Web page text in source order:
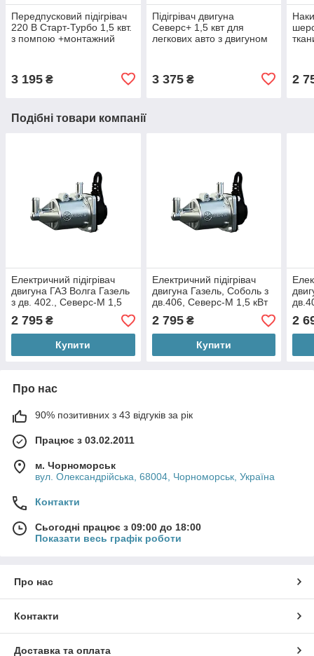
Передпусковий підігрівач
220 В Старт-Турбо 1,5 квт.
з помпою +монтажний
3 195 ₴
Підігрівач двигуна
Северс+ 1,5 квт для
легкових авто з двигуном
3 375₴ 2
Подібні товари компанії
Електричний підігрівач
двигуна ГАЗ Волга Газель
з дв. 402., Северс-М 1,5
кВт + КМП 5
2 795 ₴
Купити
Електричний підігрівач
двигуна Газель, Соболь з
дв.406, Северс-М 1,5 кВт
+ КМП 6
2 795₴
Купити
+
2
Про нас
90% позитивних з 43 відгуків за рік
Працює з 03.02.2011
м. Чорноморськ
вул. Олександрійська, 68004, Чорноморськ, Україна
Контакти
Сьогодні працює з 09:00 до 18:00
Показати весь графік роботи
Про нас
Контакти
Доставка та оплата